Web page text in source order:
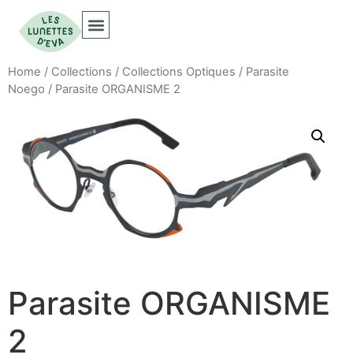
Home / Collections / Collections Optiques / Parasite
Noego / Parasite ORGANISME 2
Parasite ORGANISME
2